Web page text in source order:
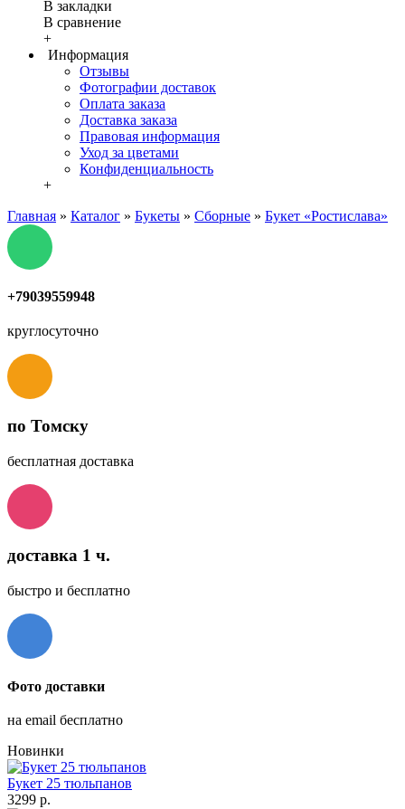
В закладки
В сравнение
+
Информация
Отзывы
Фотографии доставок
Оплата заказа
Доставка заказа
Правовая информация
Уход за цветами
Конфиденциальность
+
Главная » Каталог » Букеты » Сборные » Букет «Ростислава»
+79039559948
круглосуточно
по Томску
бесплатная доставка
доставка 1 ч.
быстро и бесплатно
Фото доставки
на email бесплатно
Новинки
Букет 25 тюльпанов
3299 р.